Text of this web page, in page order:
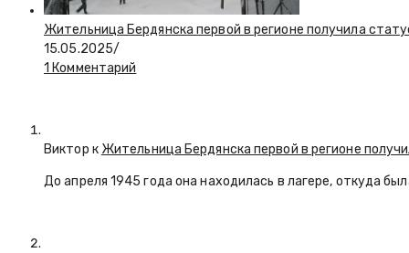
Жительница Бердянска первой в регионе получила
15.05.2025/
1 Комментарий
Виктор к Жительница Бердянска первой в регионе
До апреля 1945 года она находилась в лагере, откуда